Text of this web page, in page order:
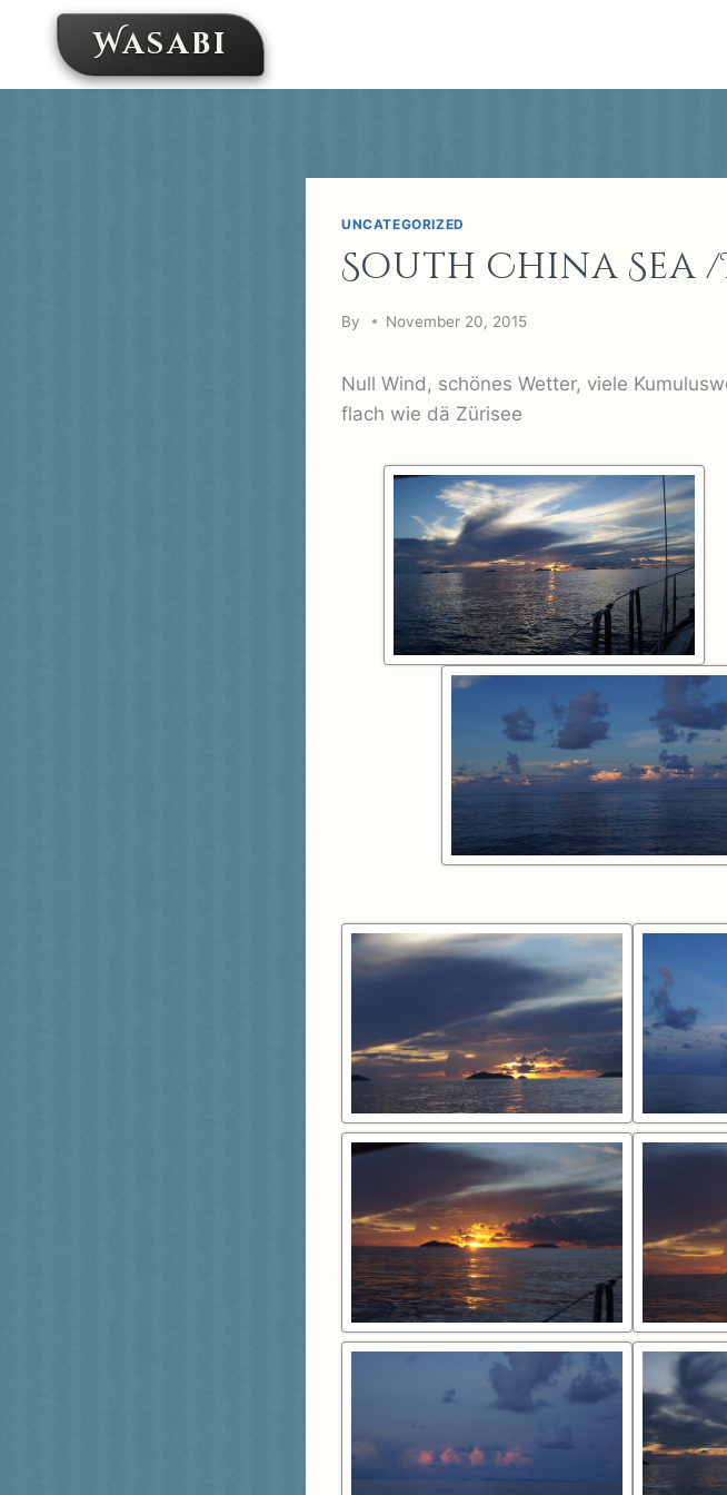
content
Wasabi
UNCATEGORIZED
South China Sea
By November 20, 2015
Null Wind, schönes Wetter, viele
flach wie dä Zürisee